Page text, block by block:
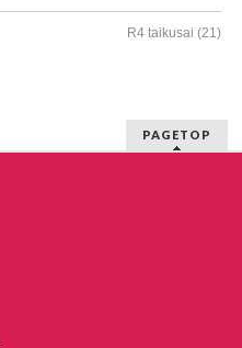
R4 taikusai (21)
PAGETOP